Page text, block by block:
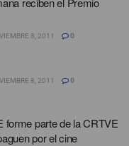
8, 2011 0
8, 2011 0
forme parte de la CRTVE
por el cine